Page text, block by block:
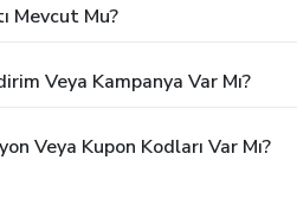
Mevcut Mu?
Veya Kampanya Var Mı?
Veya Kupon Kodları Var Mı?